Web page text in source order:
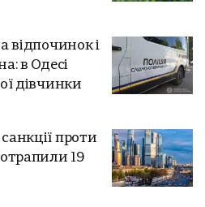
відпочинок і
в Одесі
дівчинки
проти
19